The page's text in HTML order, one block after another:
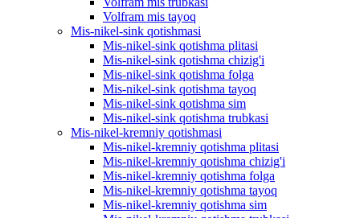
Volfram mis tayoq
Mis-nikel-sink qotishmasi
Mis-nikel-sink qotishma plitasi
Mis-nikel-sink qotishma chizig'i
Mis-nikel-sink qotishma folga
Mis-nikel-sink qotishma tayoq
Mis-nikel-sink qotishma sim
Mis-nikel-sink qotishma trubkasi
Mis-nikel-kremniy qotishmasi
Mis-nikel-kremniy qotishma plitasi
Mis-nikel-kremniy qotishma chizig'i
Mis-nikel-kremniy qotishma folga
Mis-nikel-kremniy qotishma tayoq
Mis-nikel-kremniy qotishma sim